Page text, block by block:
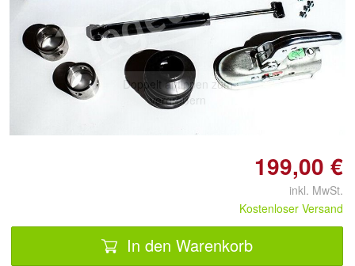
Doppelt antippen zum
vergrößern
199,00 €
inkl. MwSt.
Kostenloser Versand
In den Warenkorb